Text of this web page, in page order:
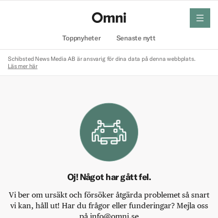
Toppnyheter Senaste nytt
meny
Schibsted News Media AB är ansvarig för dina data på denna webbplats.
Läs mer här
Oj! Något har gått fel.
Vi ber om ursäkt och försöker åtgärda problemet så snart
vi kan, håll ut! Har du frågor eller funderingar? Mejla oss